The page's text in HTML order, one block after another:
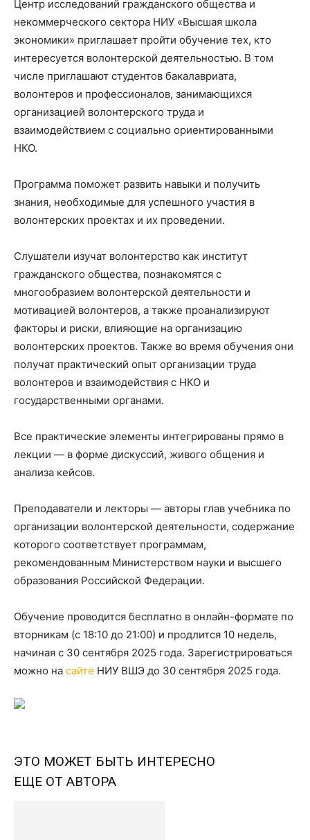
Центр исследований гражданского общества и
некоммерческого сектора НИУ «Высшая школа
экономики» приглашает пройти обучение тех, кто
интересуется волонтерской деятельностью. В том
числе приглашают студентов бакалавриата,
волонтеров и профессионалов, занимающихся
организацией волонтерского труда и
взаимодействием с социально ориентированными
НКО.
Программа поможет развить навыки и получить
знания, необходимые для успешного участия в
волонтерских проектах и их проведении.
Слушатели изучат волонтерство как институт
гражданского общества, познакомятся с
многообразием волонтерской деятельности и
мотивацией волонтеров, а также проанализируют
факторы и риски, влияющие на организацию
волонтерских проектов. Также во время обучения они
получат практический опыт организации труда
волонтеров и взаимодействия с НКО и
государственными органами.
Все практические элементы интегрированы прямо в
лекции — в форме дискуссий, живого общения и
анализа кейсов.
Преподаватели и лекторы — авторы глав учебника по
организации волонтерской деятельности, содержание
которого соответствует программам,
рекомендованным Министерством науки и высшего
образования Российской Федерации.
Обучение проводится бесплатно в онлайн-формате по
вторникам (с 18:10 до 21:00) и продлится 10 недель,
начиная с 30 сентября 2025 года. Зарегистрироваться
можно на сайте НИУ ВШЭ до 30 сентября 2025 года.
ЭТО МОЖЕТ БЫТЬ ИНТЕРЕСНО
ЕЩЕ ОТ АВТОРА